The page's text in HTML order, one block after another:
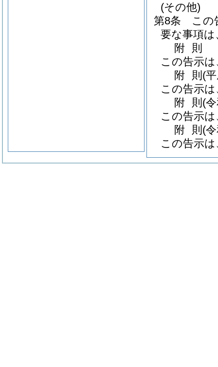
(その他)
第8条
この
要な事項
附 則
この告示
附 則 (
この告示
附 則 (
この告示
附 則 (
この告示